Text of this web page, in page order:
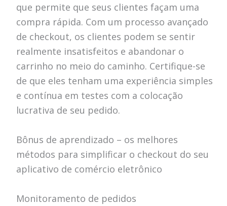
que permite que seus clientes façam uma
compra rápida. Com um processo avançado
de checkout, os clientes podem se sentir
realmente insatisfeitos e abandonar o
carrinho no meio do caminho. Certifique-se
de que eles tenham uma experiência simples
e contínua em testes com a colocação
lucrativa de seu pedido.
Bônus de aprendizado – os melhores
métodos para simplificar o checkout do seu
aplicativo de comércio eletrônico
Monitoramento de pedidos